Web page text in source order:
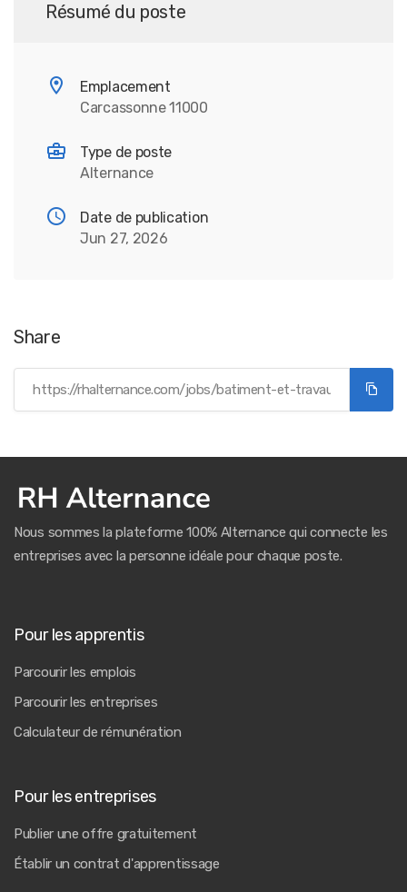
Résumé du poste
Emplacement
Carcassonne 11000
Type de poste
Alternance
Date de publication
Jun 27, 2026
Share
Nous sommes la plateforme 100% Alternance qui connecte les
entreprises avec la personne idéale pour chaque poste.
Pour les apprentis
Parcourir les emplois
Parcourir les entreprises
Calculateur de rémunération
Pour les entreprises
Publier une offre gratuitement
Établir un contrat d'apprentissage